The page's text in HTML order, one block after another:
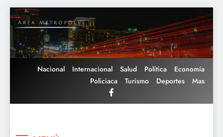
Saltar
al
contenido
Nacional Internacional Salud Política
Economía
Policiaca
Turismo Deportes Mas